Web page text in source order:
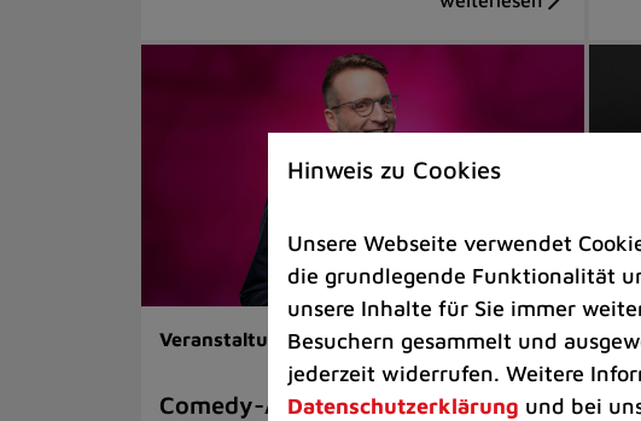
Veranstaltungen | Kunst & Kultur
Comedy-Abend mit Benni Stark
Hinweis zu Cookies
Unsere Webseite verwendet
die grundlegende Funktionalität
unsere Inhalte für Sie immer
Besuchern gesammelt und
jederzeit widerrufen. Weitere
Datenschutzerklärung und bei